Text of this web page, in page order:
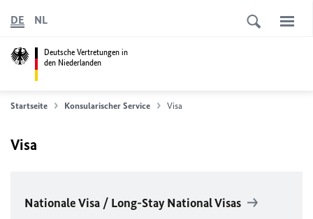
Deutsche Vertretungen in
den Niederlanden
DE NL
Startseite Konsularischer Service Visa
Visa
Nationale Visa / Long-Stay National Visas